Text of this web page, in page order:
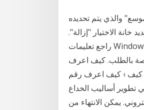
والذي يتم تحديده
خانة الاختيار "إزالة".
راجع تعليمات Windows Server 2003 عبر الإنترنت للحصول علي مزيد من المعلومات حول كيفيه التحقق
بالطلب. كيف اعرف
› موسوعة كيف › كيف اعرف رقم
دوما في تطوير أساليب الخداع
يمكن الانتهاء من